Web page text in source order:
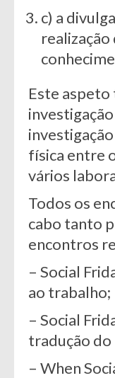
c) a
Este
física entre
vários
Todos os
cabo tanto
encontros
– Social
ao trabalho;
– Social
tradução do
– When